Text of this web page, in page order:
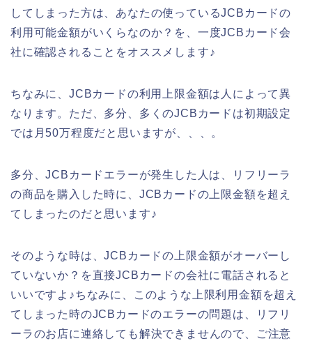
してしまった方は、あなたの使っているJCBカードの
利用可能金額がいくらなのか？を、一度JCBカード会
社に確認されることをオススメします♪
ちなみに、JCBカードの利用上限金額は人によって異
なります。ただ、多分、多くのJCBカードは初期設定
では月50万程度だと思いますが、、、。
多分、JCBカードエラーが発生した人は、リフリーラ
の商品を購入した時に、JCBカードの上限金額を超え
てしまったのだと思います♪
そのような時は、JCBカードの上限金額がオーバーし
ていないか？を直接JCBカードの会社に電話されると
いいですよ♪ちなみに、このような上限利用金額を超え
てしまった時のJCBカードのエラーの問題は、リフリ
ーラのお店に連絡しても解決できませんので、ご注意